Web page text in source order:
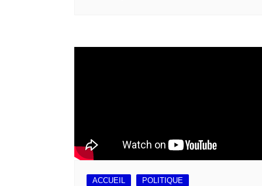
ACCUEIL POLITIQUE